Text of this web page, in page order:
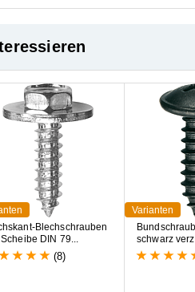
hskant-Bl echschrauben
Scheibe D N 79...
(8)
Varianten
Bund schrau
schwarz verz